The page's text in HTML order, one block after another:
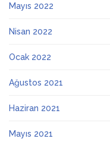
Mayıs 2022
Nisan 2022
Ocak 2022
Ağustos 2021
Haziran 2021
Mayıs 2021